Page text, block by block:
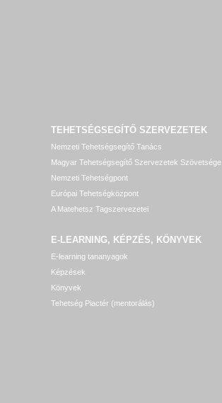
TEHETSÉGSEGÍTŐ SZERVEZETEK
Nemzeti Tehetségsegítő Tanács
Magyar Tehetségsegítő Szervezetek Szövetsége
Nemzeti Tehetségpont
Európai Tehetségközpont
A Matehetsz Tagszervezetei
E-LEARNING, KÉPZÉS, KÖNYVEK
E-learning tananyagok
Képzések
Könyvek
Tehetség Piactér (mentorálás)